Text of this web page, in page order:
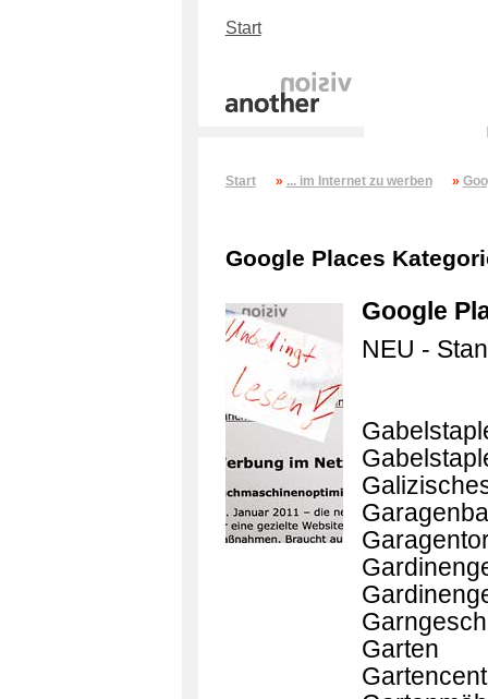
Start
Start » ... im Internet zu werben »
Google Places
Google
NEU -
Garten